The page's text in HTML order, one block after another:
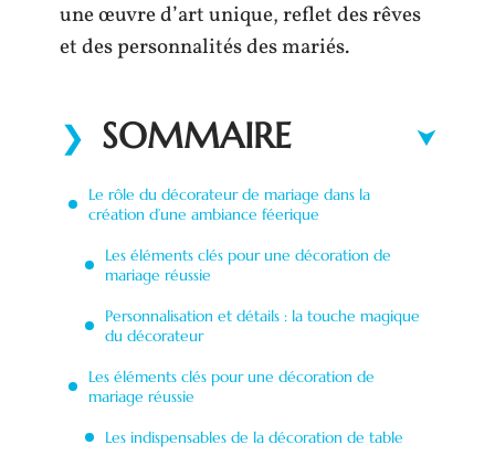
une œuvre d’art unique, reflet des rêves
et des personnalités des mariés.
SOMMAIRE
Le rôle du décorateur de mariage dans la
création d’une ambiance féerique
Les éléments clés pour une décoration de
mariage réussie
Personnalisation et détails : la touche magique
du décorateur
Les éléments clés pour une décoration de
mariage réussie
Les indispensables de la décoration de table